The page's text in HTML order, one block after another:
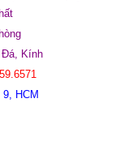
Đá, Kính
HCM